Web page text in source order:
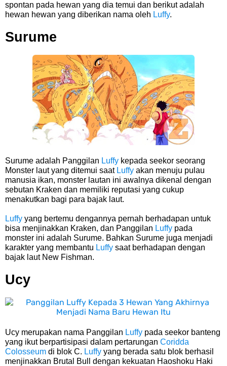
Kamu Termasuk
Arti Bendera Palau, Negara Kepulauan Yang Berada Di Kawasan
Pasifik Barat
Cara Membuat Linktree Instagram, Sangat Mudah Untuk Kamu
Lakukan Sendiri
7 Fakta Gaban One Piece, Orang Yang Telah Memberikan Kunci Borgol
Milik Loki
Profil Slamet Rahardjo, Aktor Dengan Peran Penting Dalam Perfilman
Resep Roti Panggang, Sangat Mudah Untuk Menjadi Cemilan
Bersama Keluarga
Arti Bendera Seychelles, Negara Kepulauan Yang Terletak Di
Samudra Hindia
Cara Bayar Akulaku Lewat Gopay, Sangat Mudah Dan Tidak Ribet
Sama Sekali
spontan pada hewan yang dia temui dan berikut adalah
hewan hewan yang diberikan nama oleh Luffy.
Surume
Surume adalah Panggilan Luffy kepada seekor seorang
Monster laut yang ditemui saat Luffy akan menuju pulau
manusia ikan, monster lautan ini awalnya dikenal dengan
sebutan Kraken dan memiliki reputasi yang cukup
menakutkan bagi para bajak laut.
Luffy yang bertemu dengannya pernah berhadapan untuk
bisa menjinakkan Kraken, dan Panggilan Luffy pada
monster ini adalah Surume. Bahkan Surume juga menjadi
karakter yang membantu Luffy saat berhadapan dengan
bajak laut New Fishman.
Ucy
Ucy merupakan nama Panggilan Luffy pada seekor banteng
yang ikut berpartisipasi dalam pertarungan Coridda
Colosseum di blok C. Luffy yang berada satu blok berhasil
menjinakkan Brutal Bull dengan kekuatan Haoshoku Haki